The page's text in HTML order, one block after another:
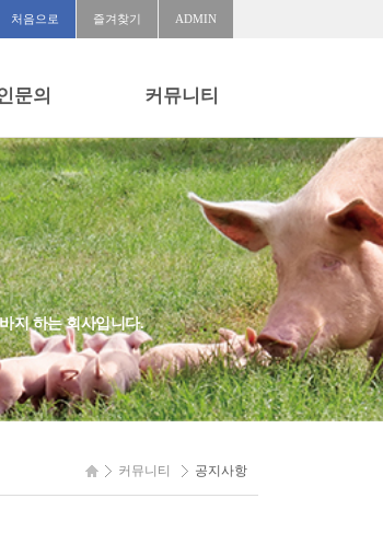
처음으로 즐겨찾기 ADMIN
문의
문의
커뮤니티
공지사항
질문과답변
자유게시판
지 하는 회사입니다.
커뮤니티 공지사항